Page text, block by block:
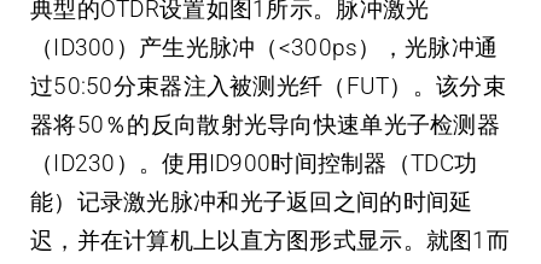
典型的OTDR设置如图1所示。脉冲激光
（ID300）产生光脉冲（<300ps），光脉冲通
过50:50分束器注入被测光纤（FUT）。该分束
器将50％的反向散射光导向快速单光子检测器
（ID230）。使用ID900时间控制器（TDC功
能）记录激光脉冲和光子返回之间的时间延
迟，并在计算机上以直方图形式显示。就图1而